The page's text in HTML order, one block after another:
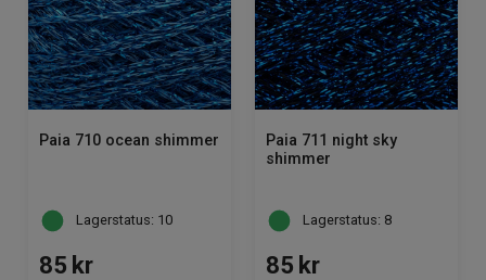
Paia 710 ocean shimmer
Lagerstatus: 10
85 kr
Paia 711 night sky
shimmer
Lagerstatus: 8
85 kr